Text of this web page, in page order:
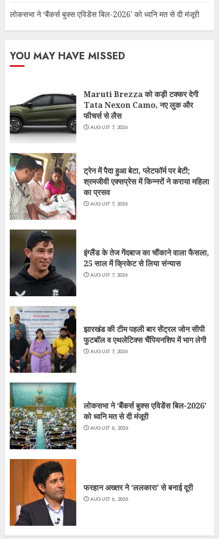
लोकसभा ने ‘बैंकर्स बुक्स एविडेंस बिल-2026’ को ध्वनि मत से दी मंजूरी
YOU MAY HAVE MISSED
Maruti Brezza को कड़ी टक्कर देगी
Tata Nexon Camo, नए लुक और
फीचर्स से लैस
AUGUST 7, 2026
ट्रेन में पैदा हुआ बेटा, प्लेटफॉर्म पर बेटी;
श्रमजीवी एक्सप्रेस में किन्नरों ने कराया महिला
का प्रसव
AUGUST 7, 2026
इंग्लैंड के तेज गेंदबाज का चौंकाने वाला फैसला,
25 साल में क्रिकेट से लिया संन्यास
AUGUST 7, 2026
झारखंड की टीम पहली बार सेंट्रल जोन सीपी
फुटबॉल व एथलेटिक्स चैंपियनशिप में भाग लेगी
AUGUST 7, 2026
लोकसभा ने ‘बैंकर्स बुक्स एविडेंस बिल-2026’
को ध्वनि मत से दी मंजूरी
AUGUST 6, 2026
फरहान अख्तर ने ‘ललकारा’ से बनाई दूरी
AUGUST 6, 2026